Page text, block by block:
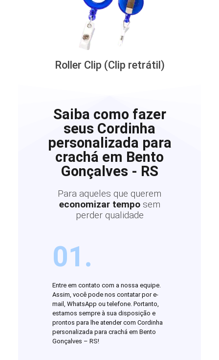
Roller Clip (Clip retrátil)
Saiba como fazer
seus Cordinha
personalizada para
crachá em Bento
Gonçalves - RS
Para aqueles que querem
economizar tempo sem
perder qualidade
01.
Entre em contato com a nossa equipe.
Assim, você pode nos contatar por e-
mail, WhatsApp ou telefone. Portanto,
estamos sempre à sua disposição e
prontos para lhe atender com Cordinha
personalizada para crachá em Bento
Gonçalves – RS!